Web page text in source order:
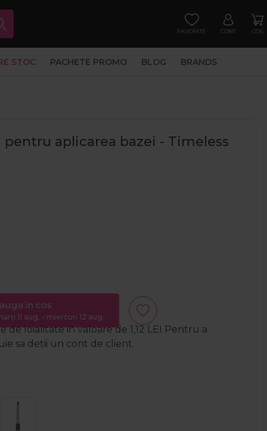
FAVORITE CONT COS
STOC PACHETE PROMO BLOG BRANDS
aplicarea bazei - Timeless
in cos
11 aug. - miercuri 12 aug.
de loialitate in valoare de 1,12 LEI Pentru a
sa detii un cont de client.